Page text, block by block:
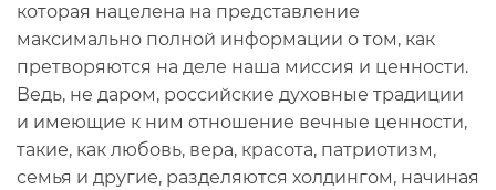
которая нацелена на представление
максимально полной информации о том, как
претворяются на деле наша миссия и ценности.
Ведь, не даром, российские духовные традиции
и имеющие к ним отношение вечные ценности,
такие, как любовь, вера, красота, патриотизм,
семья и другие, разделяются холдингом, начиная